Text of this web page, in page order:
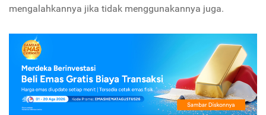
mengalahkannya jika tidak menggunakannya juga.